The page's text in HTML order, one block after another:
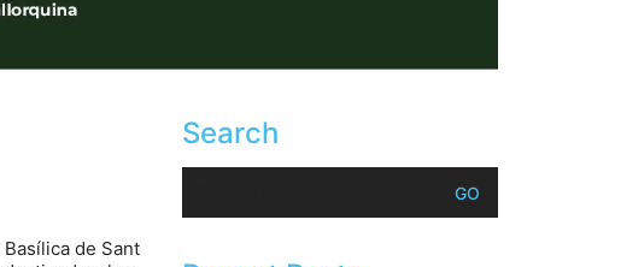
de Sant
Search